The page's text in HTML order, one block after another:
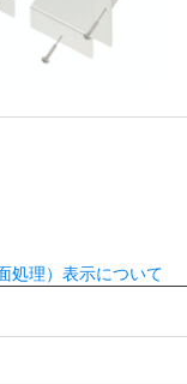
処理）表示について